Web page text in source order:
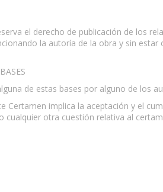
el derecho de publicación de los
la autoría de la obra y sin estar
de estas bases por alguno de los
Certamen implica la aceptación y el
cualquier otra cuestión relativa al